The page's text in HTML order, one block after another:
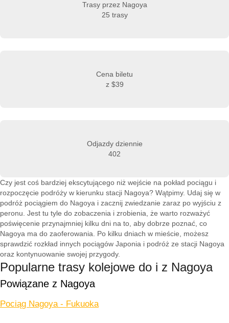
Trasy przez Nagoya
25 trasy
Cena biletu
z $39
Odjazdy dziennie
402
Czy jest coś bardziej ekscytującego niż wejście na pokład pociągu i
rozpoczęcie podróży w kierunku stacji Nagoya? Wątpimy. Udaj się w
podróż pociągiem do Nagoya i zacznij zwiedzanie zaraz po wyjściu z
peronu. Jest tu tyle do zobaczenia i zrobienia, że warto rozważyć
poświęcenie przynajmniej kilku dni na to, aby dobrze poznać, co
Nagoya ma do zaoferowania. Po kilku dniach w mieście, możesz
sprawdzić rozkład innych pociągów Japonia i podróż ze stacji Nagoya
oraz kontynuowanie swojej przygody.
Popularne trasy kolejowe do i z Nagoya
Powiązane z Nagoya
Pociąg Nagoya - Fukuoka